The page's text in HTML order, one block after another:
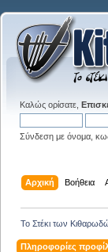
Καλώς ορίσατε,
Σύνδεση με όνομα,
Αρχική Βοήθεια
Το Στέκι των
Πληροφορίες